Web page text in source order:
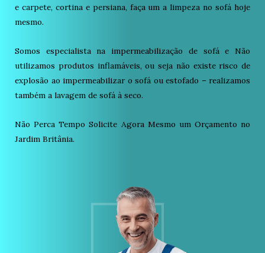
e carpete, cortina e persiana, faça um a limpeza no sofá hoje
mesmo.
Somos especialista na impermeabilização de sofá e Não
utilizamos produtos inflamáveis, ou seja não existe risco de
explosão ao impermeabilizar o sofá ou estofado – realizamos
também a lavagem de sofá à seco.
Não Perca Tempo Solicite Agora Mesmo um Orçamento no
Jardim Britânia.